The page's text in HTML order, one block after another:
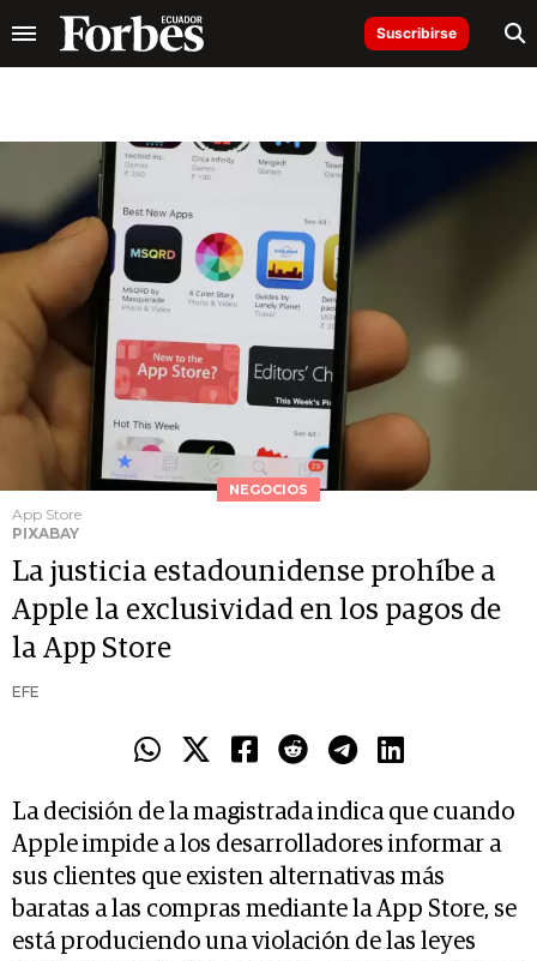
Suscribirse
NEGOCIOS
App Store
PIXABAY
La justicia estadounidense prohíbe a
Apple la exclusividad en los pagos de
la App Store
EFE
La decisión de la magistrada indica que cuando
Apple impide a los desarrolladores informar a
sus clientes que existen alternativas más
baratas a las compras mediante la App Store, se
está produciendo una violación de las leyes